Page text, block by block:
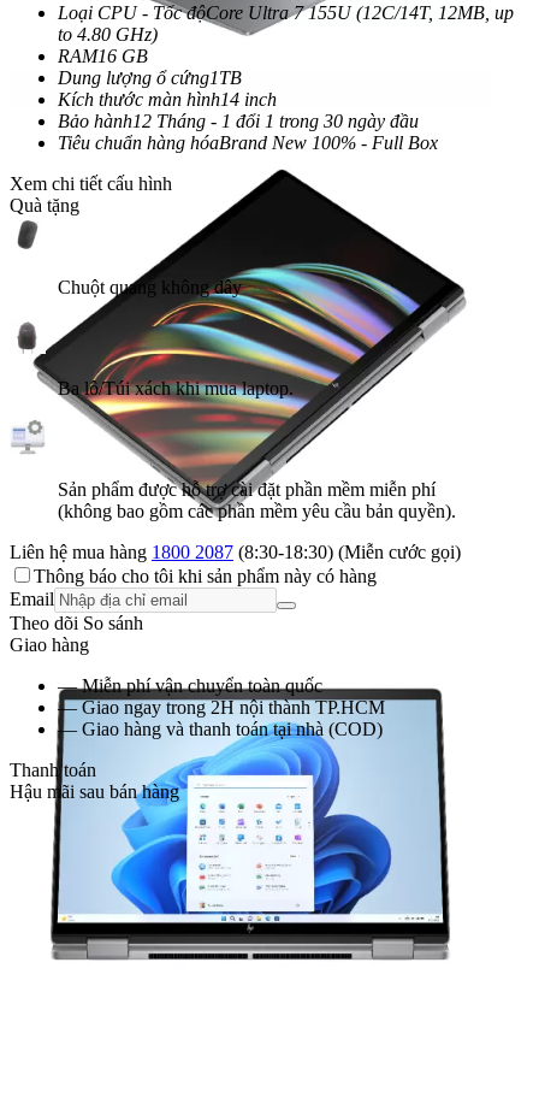
Loại CPU - Tốc độCore Ultra 7 155U (12C/14T, 12MB, up
to 4.80 GHz)
RAM16 GB
Dung lượng ổ cứng1TB
Kích thước màn hình14 inch
Bảo hành12 Tháng - 1 đổi 1 trong 30 ngày đầu
Tiêu chuẩn hàng hóaBrand New 100% - Full Box
Xem chi tiết cấu hình
Quà tặng
Chuột quang không dây
Ba lô/Túi xách khi mua laptop.
Sản phẩm được hỗ trợ cài đặt phần mềm miễn phí
(không bao gồm các phần mềm yêu cầu bản quyền).
Liên hệ mua hàng 1800 2087 (8:30-18:30) (Miễn cước gọi)
Thông báo cho tôi khi sản phẩm này có hàng
Email
Theo dõi So sánh
Giao hàng
— Miễn phí vận chuyển toàn quốc
— Giao ngay trong 2H nội thành TP.HCM
— Giao hàng và thanh toán tại nhà (COD)
Thanh toán
Hậu mãi sau bán hàng